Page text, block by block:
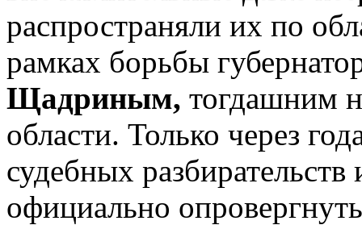
распространяли их по
рамках борьбы
Щадриным, тогдашним
области. Только через
судебных
официально